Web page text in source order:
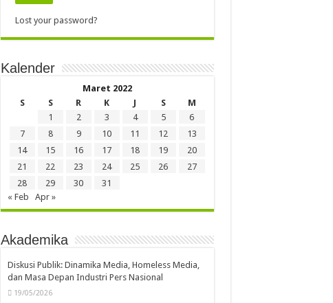
Lost your password?
Kalender
Maret 2022
S
S R K J S
M
1
2 3 4 5
6
7
8 9 10 11 12
13
14
15 16 17 18 19
20
21
22 23 24 25 26
27
28
29 30
31
« Feb
Apr »
Akademika
Diskusi Publik: Dinamika Media, Homeless Media,
dan Masa Depan Industri Pers Nasional
19/05/2026